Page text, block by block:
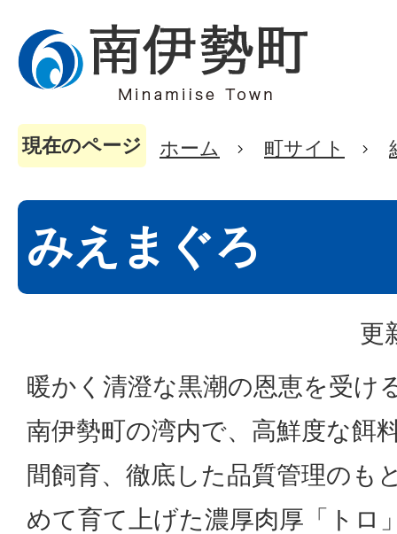
現在のページ ホーム 町サイト
みえまぐろ
更
暖かく清澄な黒潮の恩恵を受け
南伊勢町の湾内で、高鮮度な餌
間飼育、徹底した品質管理のも
めて育て上げた濃厚肉厚「トロ